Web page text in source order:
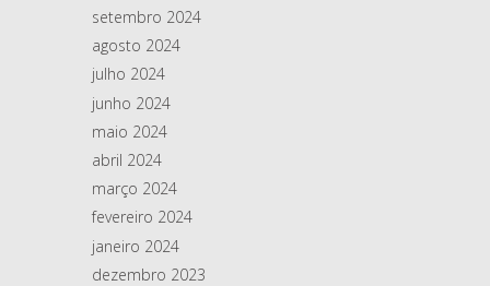
setembro 2024
agosto 2024
julho 2024
junho 2024
maio 2024
abril 2024
março 2024
fevereiro 2024
janeiro 2024
dezembro 2023